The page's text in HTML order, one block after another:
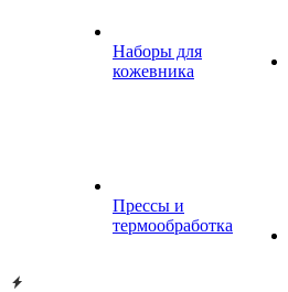
Наборы для
кожевника
Прессы и
термообработка